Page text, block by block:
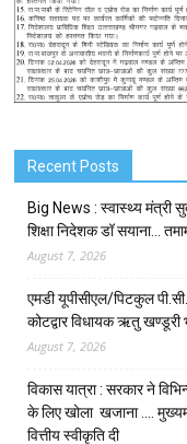
Recent Posts
Big News : स्वास्थ्य मंत्री
शिक्षा निदेशक डॉ सयाना…
August 7, 2026
एमडी यूपीसीएल/पिटकुल
कोटद्वार विधायक ऋतु
August 7, 2026
विकास यात्रा : सरकार ने
के लिए खोला खजाना ….
वित्तीय स्वीकृति दी